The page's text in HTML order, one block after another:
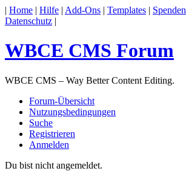
| Home | Hilfe | Add-Ons | Templates | Spenden
Datenschutz |
WBCE CMS Forum
WBCE CMS – Way Better Content Editing.
Forum-Übersicht
Nutzungsbedingungen
Suche
Registrieren
Anmelden
Du bist nicht angemeldet.